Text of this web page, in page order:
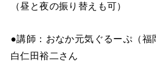
（昼と夜の振り替えも可）
●講師：おなか元気ぐるーぷ（
白仁田裕二さん